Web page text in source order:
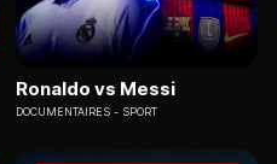
Ronaldo vs Messi
DOCUMENTAIRES SPORT